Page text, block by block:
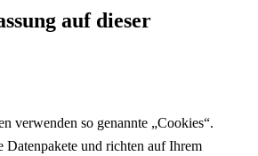
auf dieser
verwenden so genannte „Cookies“.
Datenpakete und richten auf Ihrem